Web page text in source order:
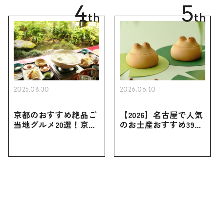
4th
2025.08.30
京都のおすすめ絶品ご
当地グルメ20選！京都
5th
2026.06.10
【2026】名古屋で人気
のお土産おすすめ39選
お土産・ばらまき用ま